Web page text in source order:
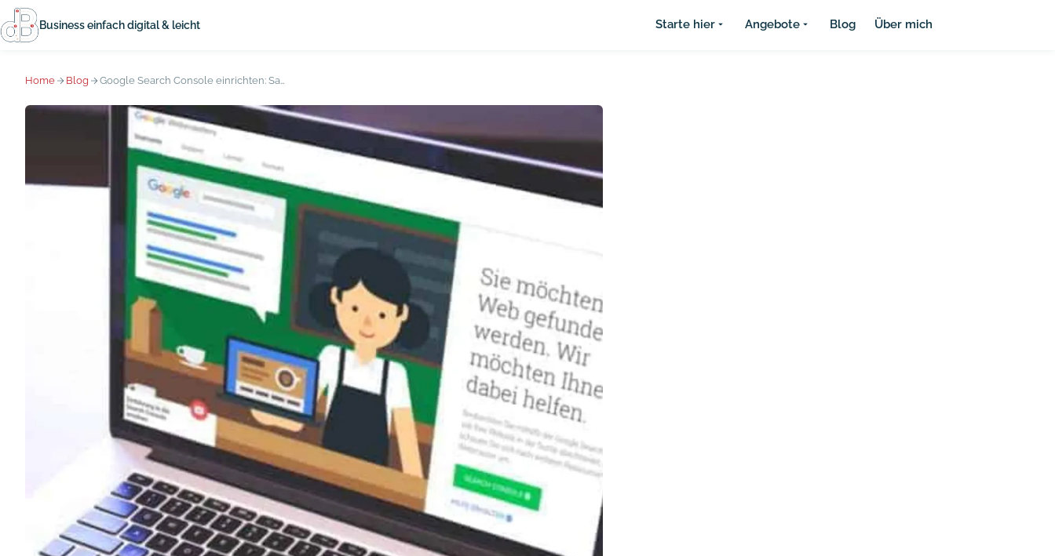
Business einfach digital & leicht Starte hier Angebote Blog Über mich
Home Blog Google Search Console einrichten: Sag Google, dass es dich gibt!